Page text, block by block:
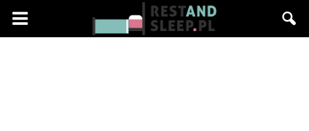
Restandsleep.pl